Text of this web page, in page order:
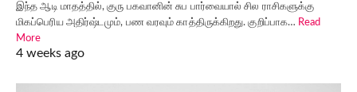
இந்த ஆடி மாதத்தில், குரு பகவானின் சுப பார்வையால் சில ராசிகளுக்கு
மிகப்பெரிய அதிர்ஷ்டமும், பண வரவும் காத்திருக்கிறது. குறிப்பாக… Read
More
4 weeks ago